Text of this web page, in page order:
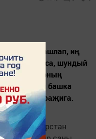
тибә башлап, иң
гаҗәп булса, шундый
парларның
бөтенләй башка
үзе бер фаҗига.
Татарстан